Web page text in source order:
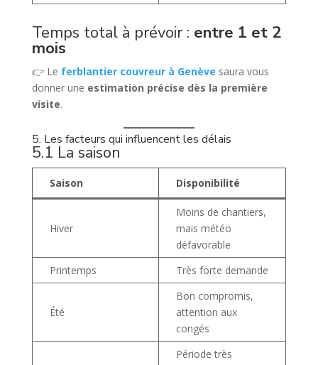
Temps total à prévoir : entre 1 et 2
mois
👉 Le ferblantier couvreur à Genève saura vous
donner une estimation précise dès la première
visite.
5. Les facteurs qui influencent les délais
5.1 La saison
Saison Disponibilité
Hiver
Moins de chantiers,
mais météo
défavorable
Printemps
Très forte demande
Été
Bon compromis,
attention aux
congés
Période très